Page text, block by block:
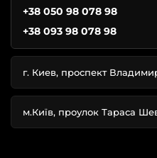
+38 050 98 078 98
+38 093 98 078 98
г. Киев, проспект
м.Київ, проулок Тараса